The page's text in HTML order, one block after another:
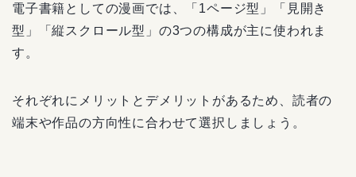
電子書籍としての漫画では、「1ページ型」「見開き
型」「縦スクロール型」の3つの構成が主に使われま
す。
それぞれにメリットとデメリットがあるため、読者の
端末や作品の方向性に合わせて選択しましょう。